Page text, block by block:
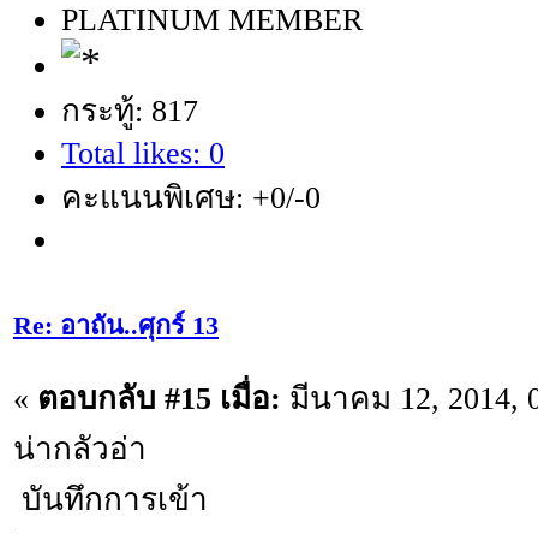
PLATINUM MEMBER
กระทู้: 817
Total likes: 0
คะแนนพิเศษ: +0/-0
Re: อาถัน..ศุกร์ 13
« ตอบกลับ #15 เมื่อ: มีนาคม 12, 2014,
น่ากลัวอ่า
บันทึกการเข้า